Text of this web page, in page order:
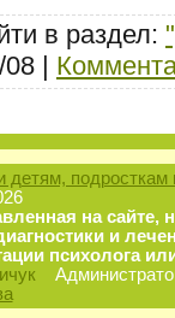
в раздел:
|
детям, подросткам
на сайте,
и
психолога